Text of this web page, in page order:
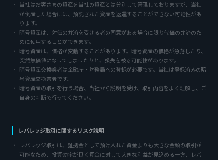
当社はお客さまの資産を当社の資産とは分別して管理しておりますが、当社
が倒産した場合には、預託された資産を返還することができない可能性があ
ります。
暗号資産は、対価の弁済を受ける者の同意がある場合に限り代価の弁済のた
めに使用することができます。
暗号資産は、価格が変動することがあります。暗号資産の価格が急落したり、
突然無価値になってしまったりと、損失を被る可能性があります。
暗号資産交換業者は金融庁・財務局への登録が必要です。当社は登録済みの暗
号資産交換業者です。
暗号資産の取引を行う場合、当社から説明を受け、取引内容をよく理解し、ご
自身の判断で行ってください。
レバレッジ取引に関するリスク説明
レバレッジ取引は、証拠金として預け入れた資金よりも大きな金額の取引が
可能なため、投資効率が良く資金に対して大きな利益が見込める一方、レバ